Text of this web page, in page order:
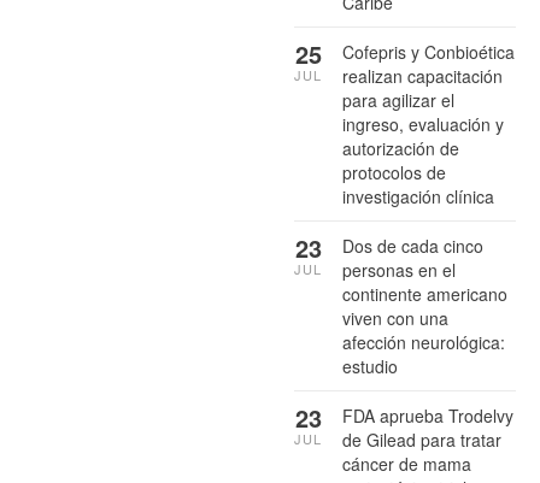
Cofepris y Conbioética
realizan capacitación
para agilizar el
ingreso, evaluación y
autorización de
protocolos de
investigación clínica
25
JUL
Dos de cada cinco
personas en el
continente americano
viven con una
afección neurológica:
estudio
23
JUL
FDA aprueba Trodelvy
de Gilead para tratar
cáncer de mama
23
JUL